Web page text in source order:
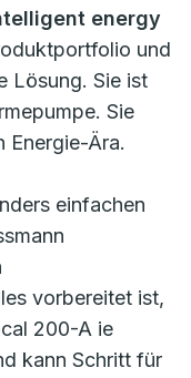
energy
und
Lösung. Sie ist
Sie
Energie-Ära.
einfachen
vorbereitet ist,
200-A ie
kann Schritt für